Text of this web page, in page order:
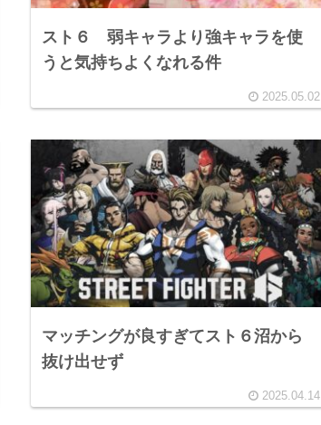
スト６ 弱キャラより強キャラを使
うと気持ちよくなれる件
2025.05.02
マッチングが良すぎてスト６沼から
抜け出せず
2025.04.14